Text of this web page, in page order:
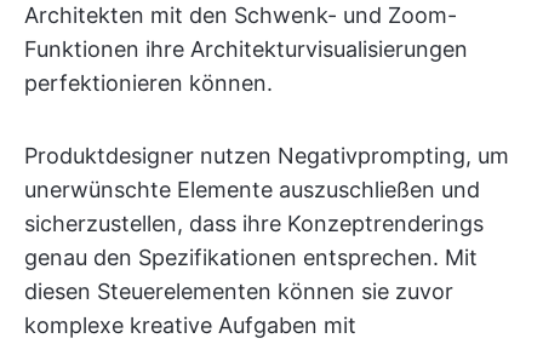
Architekten mit den Schwenk- und Zoom-
Funktionen ihre Architekturvisualisierungen
perfektionieren können.
Produktdesigner nutzen Negativprompting, um
unerwünschte Elemente auszuschließen und
sicherzustellen, dass ihre Konzeptrenderings
genau den Spezifikationen entsprechen. Mit
diesen Steuerelementen können sie zuvor
komplexe kreative Aufgaben mit